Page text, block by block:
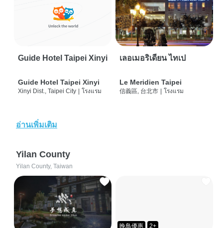
Guide Hotel Taipei Xinyi
Guide Hotel Taipei Xinyi
Xinyi Dist., Taipei City | โรงแรม
เลอเมอริเดียน ไทเป
Le Meridien Taipei
信義區, 台北市 | โรงแรม
อ่านเพิ่มเติม
Yilan County
Yilan County, Taiwan
晚鳥優惠 2+